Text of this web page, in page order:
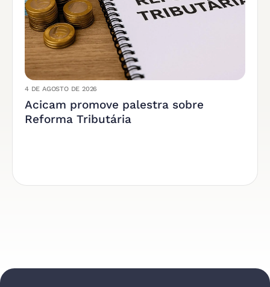
4 DE AGOSTO DE 2026
Acicam promove palestra sobre
Reforma Tributária